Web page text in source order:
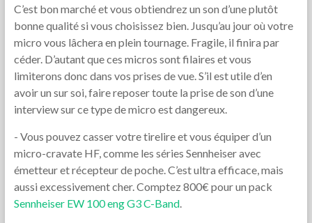
C’est bon marché et vous obtiendrez un son d’une plutôt
bonne qualité si vous choisissez bien. Jusqu’au jour où votre
micro vous lâchera en plein tournage. Fragile, il finira par
céder. D’autant que ces micros sont filaires et vous
limiterons donc dans vos prises de vue. S’il est utile d’en
avoir un sur soi, faire reposer toute la prise de son d’une
interview sur ce type de micro est dangereux.
- Vous pouvez casser votre tirelire et vous équiper d’un
micro-cravate HF, comme les séries Sennheiser avec
émetteur et récepteur de poche. C’est ultra efficace, mais
aussi excessivement cher. Comptez 800€ pour un pack
Sennheiser EW 100 eng G3 C-Band.